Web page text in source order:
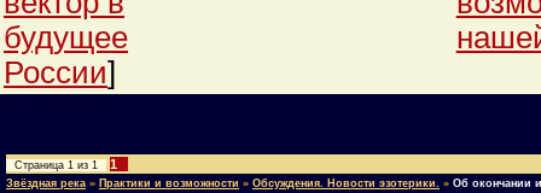
будущее
России]
Страница 1 из 1 1
Звёздная река » Практики и возможности » Обсуждения. Новости эзотерики. » Об окончании